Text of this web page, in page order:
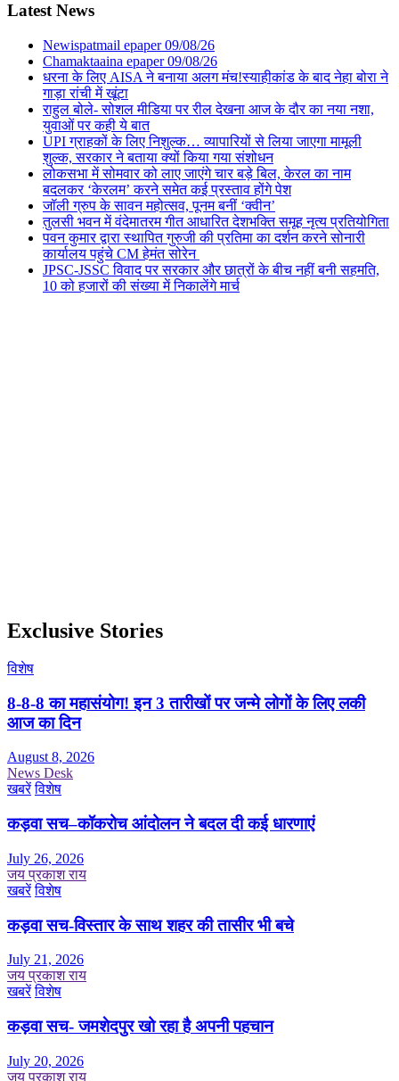
Latest News
Newispatmail epaper 09/08/26
Chamaktaaina epaper 09/08/26
धरना के लिए AISA ने बनाया अलग मंच!स्याहीकांड के बाद नेहा बोरा ने
गाड़ा रांची में खूंटा
राहुल बोले- सोशल मीडिया पर रील देखना आज के दौर का नया नशा,
युवाओं पर कही ये बात
UPI ग्राहकों के लिए निशुल्क… व्यापारियों से लिया जाएगा मामूली
शुल्क, सरकार ने बताया क्यों किया गया संशोधन
लोकसभा में सोमवार को लाए जाएंगे चार बड़े बिल, केरल का नाम
बदलकर ‘केरलम’ करने समेत कई प्रस्ताव होंगे पेश
जॉली ग्रुप के सावन महोत्सव, पूनम बनीं ‘क्वीन’
तुलसी भवन में वंदेमातरम गीत आधारित देशभक्ति समूह नृत्य प्रतियोगिता
पवन कुमार द्वारा स्थापित गुरुजी की प्रतिमा का दर्शन करने सोनारी
कार्यालय पहुंचे CM हेमंत सोरेन
JPSC-JSSC विवाद पर सरकार और छात्रों के बीच नहीं बनी सहमति,
10 को हजारों की संख्या में निकालेंगे मार्च
Exclusive Stories
विशेष
8-8-8 का महासंयोग! इन 3 तारीखों पर जन्मे लोगों के लिए लकी
आज का दिन
August 8, 2026
News Desk
खबरें विशेष
कड़वा सच–कॉकरोच आंदोलन ने बदल दी कई धारणाएं
July 26, 2026
जय प्रकाश राय
खबरें विशेष
कड़वा सच-विस्तार के साथ शहर की तासीर भी बचे
July 21, 2026
जय प्रकाश राय
खबरें विशेष
कड़वा सच- जमशेदपुर खो रहा है अपनी पहचान
July 20, 2026
जय प्रकाश राय